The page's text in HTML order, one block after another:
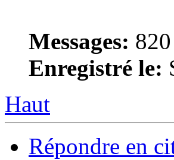
Messages: 820
Enregistré le:
Haut
Répondre en